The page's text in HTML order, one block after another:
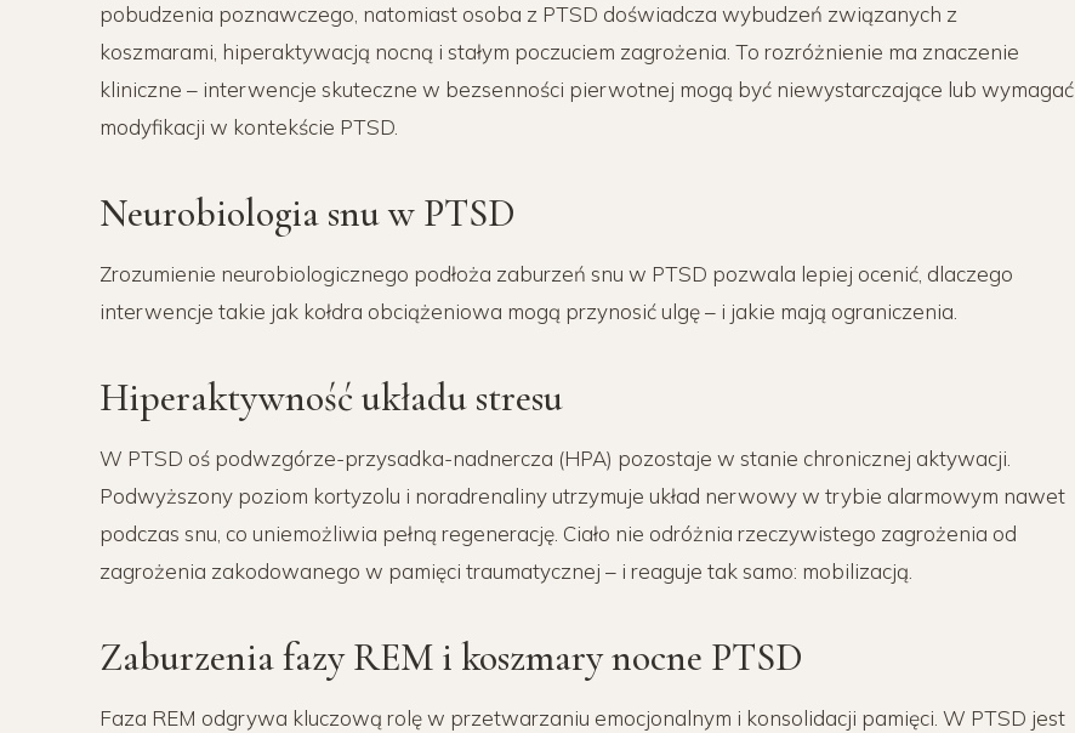
pobudzenia poznawczego, natomiast osoba z PTSD doświadcza wybudzeń związanych z
koszmarami, hiperaktywacją nocną i stałym poczuciem zagrożenia. To rozróżnienie ma znaczenie
kliniczne – interwencje skuteczne w bezsenności pierwotnej mogą być niewystarczające lub wymagać
modyfikacji w kontekście PTSD.
Neurobiologia snu w PTSD
Zrozumienie neurobiologicznego podłoża zaburzeń snu w PTSD pozwala lepiej ocenić, dlaczego
interwencje takie jak kołdra obciążeniowa mogą przynosić ulgę – i jakie mają ograniczenia.
Hiperaktywność układu stresu
W PTSD oś podwzgórze-przysadka-nadnercza (HPA) pozostaje w stanie chronicznej aktywacji.
Podwyższony poziom kortyzolu i noradrenaliny utrzymuje układ nerwowy w trybie alarmowym nawet
podczas snu, co uniemożliwia pełną regenerację. Ciało nie odróżnia rzeczywistego zagrożenia od
zagrożenia zakodowanego w pamięci traumatycznej – i reaguje tak samo: mobilizacją.
Zaburzenia fazy REM i koszmary nocne PTSD
Faza REM odgrywa kluczową rolę w przetwarzaniu emocjonalnym i konsolidacji pamięci. W PTSD jest